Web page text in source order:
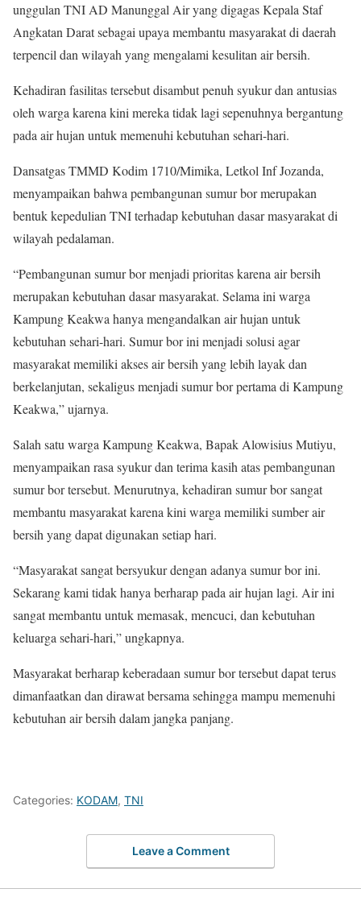
unggulan TNI AD Manunggal Air yang digagas Kepala Staf
Angkatan Darat sebagai upaya membantu masyarakat di daerah
terpencil dan wilayah yang mengalami kesulitan air bersih.
Kehadiran fasilitas tersebut disambut penuh syukur dan antusias
oleh warga karena kini mereka tidak lagi sepenuhnya bergantung
pada air hujan untuk memenuhi kebutuhan sehari-hari.
Dansatgas TMMD Kodim 1710/Mimika, Letkol Inf Jozanda,
menyampaikan bahwa pembangunan sumur bor merupakan
bentuk kepedulian TNI terhadap kebutuhan dasar masyarakat di
wilayah pedalaman.
“Pembangunan sumur bor menjadi prioritas karena air bersih
merupakan kebutuhan dasar masyarakat. Selama ini warga
Kampung Keakwa hanya mengandalkan air hujan untuk
kebutuhan sehari-hari. Sumur bor ini menjadi solusi agar
masyarakat memiliki akses air bersih yang lebih layak dan
berkelanjutan, sekaligus menjadi sumur bor pertama di Kampung
Keakwa,” ujarnya.
Salah satu warga Kampung Keakwa, Bapak Alowisius Mutiyu,
menyampaikan rasa syukur dan terima kasih atas pembangunan
sumur bor tersebut. Menurutnya, kehadiran sumur bor sangat
membantu masyarakat karena kini warga memiliki sumber air
bersih yang dapat digunakan setiap hari.
“Masyarakat sangat bersyukur dengan adanya sumur bor ini.
Sekarang kami tidak hanya berharap pada air hujan lagi. Air ini
sangat membantu untuk memasak, mencuci, dan kebutuhan
keluarga sehari-hari,” ungkapnya.
Masyarakat berharap keberadaan sumur bor tersebut dapat terus
dimanfaatkan dan dirawat bersama sehingga mampu memenuhi
kebutuhan air bersih dalam jangka panjang.
Categories: KODAM, TNI
Leave a Comment